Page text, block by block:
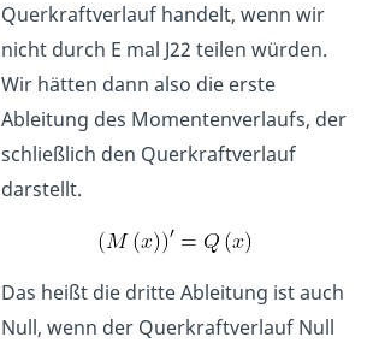
Querkraftverlauf handelt, wenn wir
nicht durch E mal J22 teilen würden.
Wir hätten dann also die erste
Ableitung des Momentenverlaufs, der
schließlich den Querkraftverlauf
darstellt.
Das heißt die dritte Ableitung ist auch
Null, wenn der Querkraftverlauf Null